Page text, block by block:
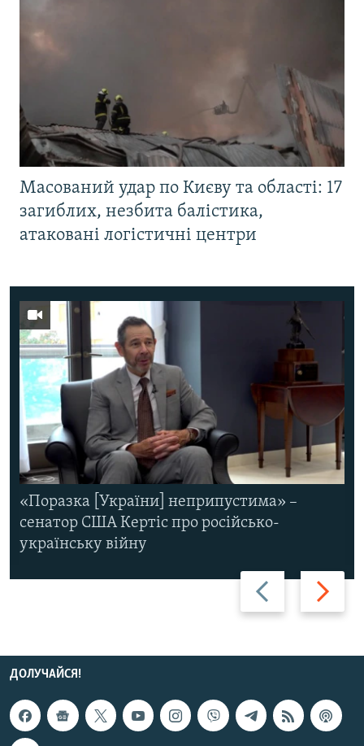
Масований удар по Києву та області: 17
загиблих, незбита балістика,
атаковані логістичні центри
Назад Вперед
«Поразка [України] неприпустима» –
сенатор США Кертіс про російсько-
українську війну
ДОЛУЧАЙСЯ!